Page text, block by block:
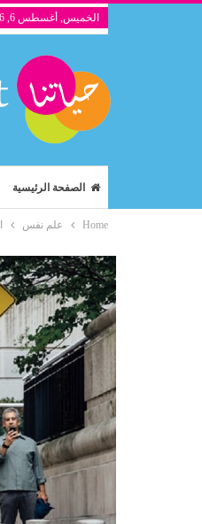
الخميس, أغسطس 6, 2026
الصفحة الرئيسية
Home علم نفس